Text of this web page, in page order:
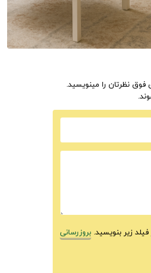
فوق نظرتان را مینویسید.
زیر بنویسید. بروزرسانی